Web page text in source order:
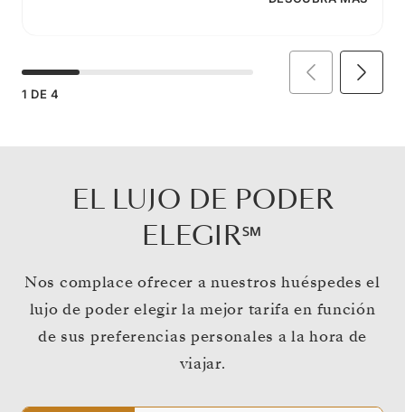
1 DE 4
EL LUJO DE PODER
ELEGIR℠
Nos complace ofrecer a nuestros huéspedes el
lujo de poder elegir la mejor tarifa en función
de sus preferencias personales a la hora de
viajar.